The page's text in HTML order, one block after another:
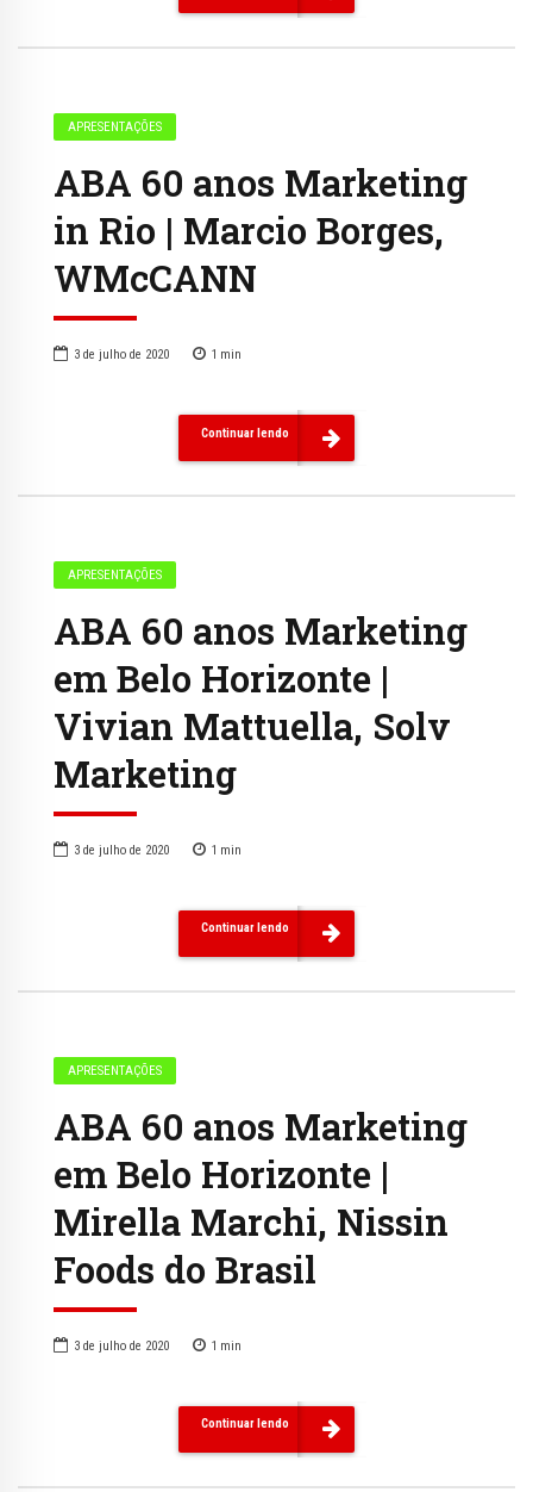
APRESENTAÇÕES
ABA 60 anos Marketing
in Rio | Marcio Borges,
WMcCANN
3 de julho de 2020 1 min
Continuar lendo
APRESENTAÇÕES
ABA 60 anos Marketing
em Belo Horizonte |
Vivian Mattuella, Solv
Marketing
3 de julho de 2020 1 min
Continuar lendo
APRESENTAÇÕES
ABA 60 anos Marketing
em Belo Horizonte |
Mirella Marchi, Nissin
Foods do Brasil
3 de julho de 2020 1 min
Continuar lendo